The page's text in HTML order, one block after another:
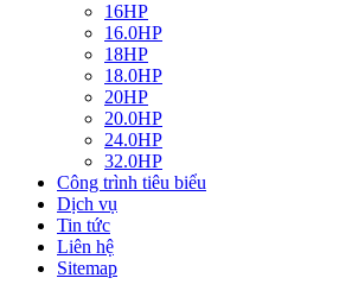
16HP
16.0HP
18HP
18.0HP
20HP
20.0HP
24.0HP
32.0HP
Công trình tiêu biểu
Dịch vụ
Tin tức
Liên hệ
Sitemap